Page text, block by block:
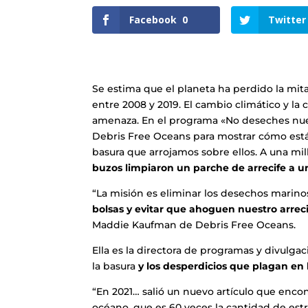
Facebook 0 Twitter
Se estima que el planeta ha perdido la
entre 2008 y 2019. El cambio climático y
amenaza. En el programa «No deseches
Debris Free Oceans para mostrar cómo
basura que arrojamos sobre ellos. A una
buzos limpiaron un parche de arrecife a
“La misión es eliminar los desechos
bolsas y evitar que ahoguen nuestro
Maddie Kaufman de Debris Free Oceans.
Ella es la directora de programas y
la basuray los desperdicios que plagan en
“En 2021… salió un nuevo artículo que